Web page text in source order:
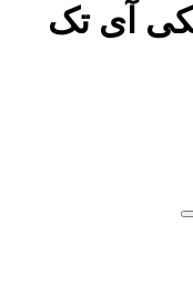
آی تک